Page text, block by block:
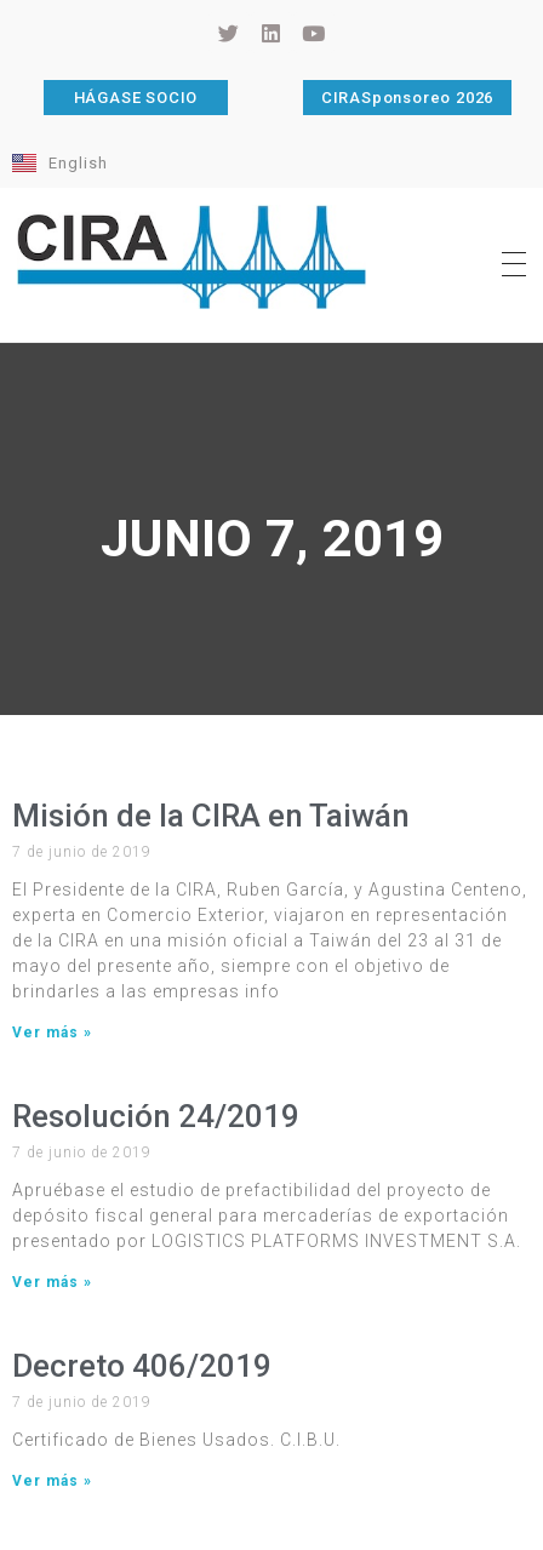
HÁGASE SOCIO CIRASponsoreo 2026
English
JUNIO 7, 2019
Misión de la CIRA en Taiwán
7 de junio de 2019
El Presidente de la CIRA, Ruben García, y Agustina Centeno,
experta en Comercio Exterior, viajaron en representación
de la CIRA en una misión oficial a Taiwán del 23 al 31 de
mayo del presente año, siempre con el objetivo de
brindarles a las empresas info
Ver más »
Resolución 24/2019
7 de junio de 2019
Apruébase el estudio de prefactibilidad del proyecto de
depósito fiscal general para mercaderías de exportación
presentado por LOGISTICS PLATFORMS INVESTMENT S.A.
Ver más »
Decreto 406/2019
7 de junio de 2019
Certificado de Bienes Usados. C.I.B.U.
Ver más »